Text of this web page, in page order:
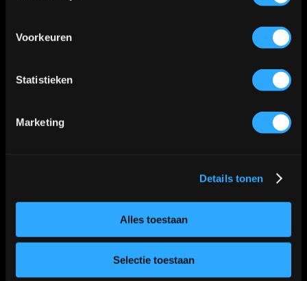
Voorkeuren
Statistieken
Marketing
Details tonen
Alles toestaan
Selectie toestaan
KVK nummer: 90552571 | BTW nummer: NL002036941B22 |
Kaart